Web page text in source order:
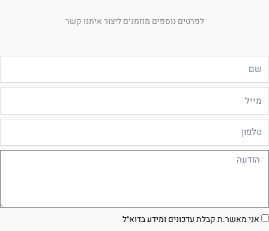
לפרטים נוספים מוזמנים ליצור איתנו קשר
אני מאשר.ת קבלת עדכונים ומידע בדוא״ל